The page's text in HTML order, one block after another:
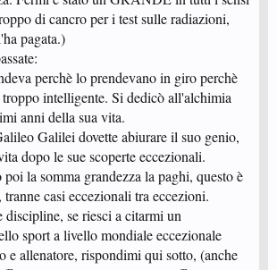
di cancro per i test sulle radiazioni,
pagata.)
perchè lo prendevano in giro perchè
intelligente. Si dedicò all'alchimia
anni della sua vita.
Galilei dovette abiurare il suo genio,
dopo le sue scoperte eccezionali.
la somma grandezza la paghi, questo è
casi eccezionali tra eccezioni.
discipline, se riesci a citarmi un
sport a livello mondiale eccezionale
e allenatore, rispondimi qui sotto, (anche